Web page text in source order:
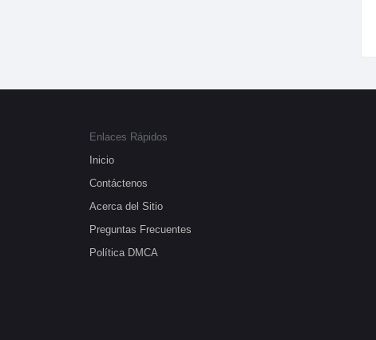
Enlaces Rápidos
Inicio
Contáctenos
Acerca del Sitio
Preguntas Frecuentes
Política DMCA